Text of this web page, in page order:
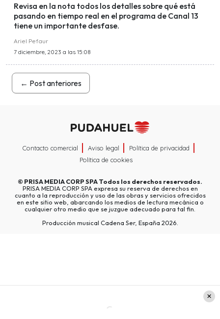
Revisa en la nota todos los detalles sobre qué está
pasando en tiempo real en el programa de Canal 13
tiene un importante desfase.
Ariel Pefaur
7 diciembre, 2023 a las 15:08
← Post anteriores
Contacto comercial Aviso legal
Política de privacidad
Política de cookies
© PRISA MEDIA CORP SPATodos los derechos reservados.
PRISA MEDIA CORP SPA expresa su reserva de derechos en
cuanto a la reproducción y uso de las obras y servicios ofrecidos
en este sitio web, abarcando los medios de lectura mecánica o
cualquier otro medio que se juzgue adecuado para tal fin.
Producción musical Cadena Ser, España 2026.